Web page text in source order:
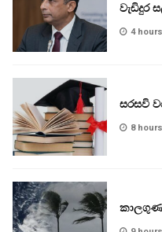
වැඩිදුර
4
සරසවි
8